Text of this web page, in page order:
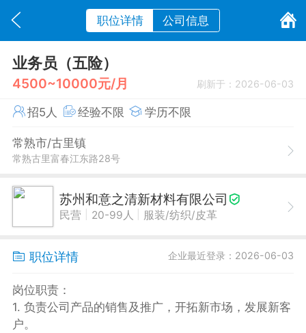
职位详情 公司信息
业务员（五险）
4500~10000元/月 刷新于：2026-06-03
招5人 经验不限 学历不限
常熟市/古里镇
常熟古里富春江东路28号
苏州和意之清新材料有限公司
民营 20-99人 服装/纺织/皮革
职位详情 企业最近登录：2026-06-03
岗位职责：
1. 负责公司产品的销售及推广，开拓新市场，发展新客
户。